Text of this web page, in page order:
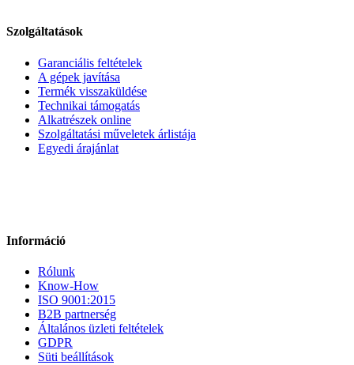
Szolgáltatások
Garanciális feltételek
A gépek javítása
Termék visszaküldése
Technikai támogatás
Alkatrészek online
Szolgáltatási műveletek árlistája
Egyedi árajánlat
Információ
Rólunk
Know-How
ISO 9001:2015
B2B partnerség
Általános üzleti feltételek
GDPR
Süti beállítások